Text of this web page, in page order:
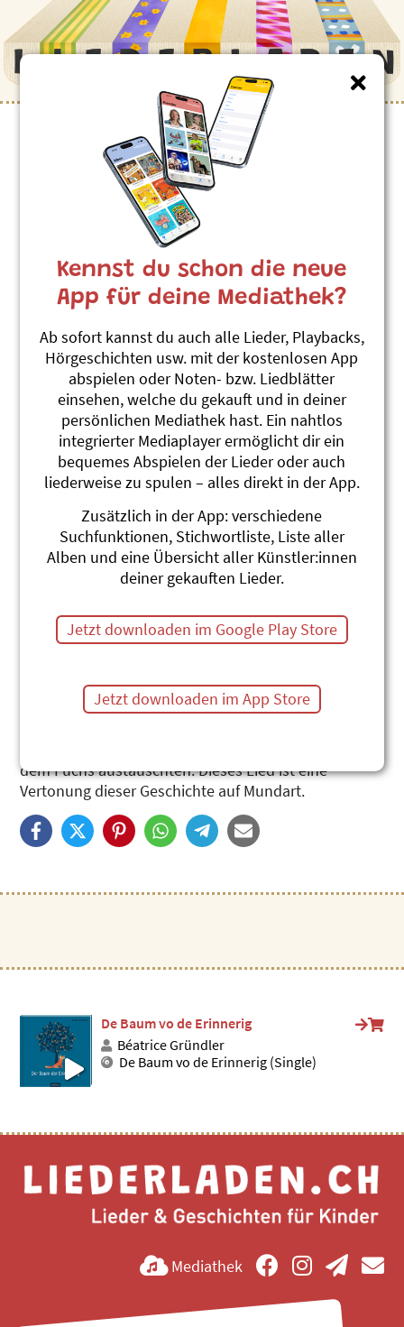
De Baum vo de Erinnerig
(Single)
Béatrice Gründler
von einem Fuchs, der gestorben ist. Wo er gelegen
hat, wuchs dann ein kleiner Baum, der immer grösser
dem Fuchs austauschten. Dieses Lied ist eine
Vertonung dieser Geschichte auf Mundart.
De Baum vo de Erinnerig
Béatrice Gründler
De Baum vo de Erinnerig (Single)
Mediathek
Kennst du schon die neue
App für deine Mediathek?
Ab sofort kannst du auch alle Lieder, Playbacks,
Hörgeschichten usw. mit der kostenlosen App
abspielen oder Noten- bzw. Liedblätter
einsehen, welche du gekauft und in deiner
persönlichen Mediathek hast. Ein nahtlos
integrierter Mediaplayer ermöglicht dir ein
bequemes Abspielen der Lieder oder auch
liederweise zu spulen – alles direkt in der App.
Zusätzlich in der App: verschiedene
Suchfunktionen, Stichwortliste, Liste aller
Alben und eine Übersicht aller Künstler:innen
deiner gekauften Lieder.
Jetzt downloaden im Google Play Store
Jetzt downloaden im App Store